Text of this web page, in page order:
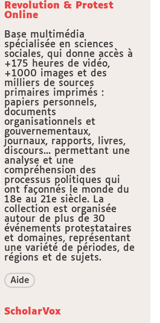
Revolution & Protest
Online
Base multimédia
spécialisée en sciences
sociales, qui donne accès à
+175 heures de vidéo,
+1000 images et des
milliers de sources
primaires imprimés :
papiers personnels,
documents
organisationnels et
gouvernementaux,
journaux, rapports, livres,
discours... permettant une
analyse et une
compréhension des
processus politiques qui
ont façonnés le monde du
18e au 21e siècle. La
collection est organisée
autour de plus de 30
événements protestataires
et domaines, représentant
une variété de périodes, de
régions et de sujets.
Aide
ScholarVox